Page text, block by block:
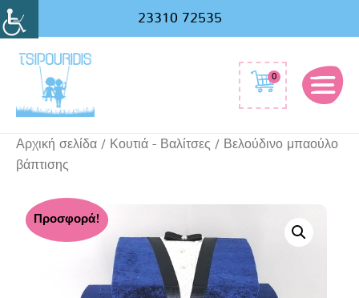
23310 72535
0
Αρχική σελίδα / Κουτιά - Βαλίτσες / Βελούδινο μπαούλο
βάπτισης
Προσφορά!
Βελούδινο
μπαούλο
ποσότητα
Αναζήτηση
για: